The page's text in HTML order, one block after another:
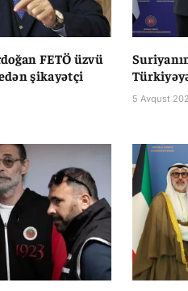
FETÖ üzvü
şikayətçi
5 Avqust